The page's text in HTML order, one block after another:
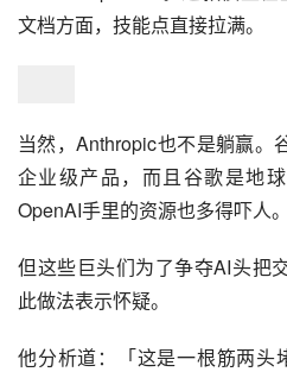
文档方面，技能点直接拉满。
当然，Anthropic也不是躺赢。
企业级产品，而且谷歌是地
OpenAI手里的资源也多得吓人。
但这些巨头们为了争夺AI头把
此做法表示怀疑。
他分析道：「这是一根筋两头